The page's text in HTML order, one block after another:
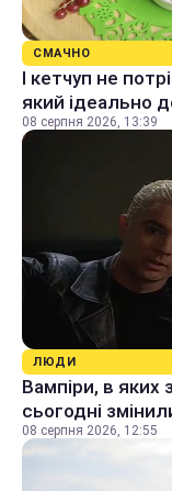
СМАЧНО
І кетчуп не
який ідеально
08 серпня 2026, 13:39
ЛЮДИ
Вампіри, в яких
сьогодні
08 серпня 2026, 12:55